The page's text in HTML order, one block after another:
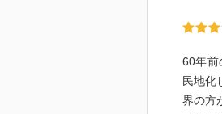
60年前
民地化
界の方